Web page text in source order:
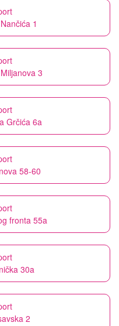
1
3
Grčića 6a
58-60
fronta 55a
30a
2